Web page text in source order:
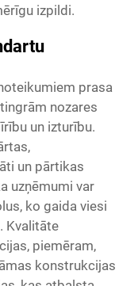
izpildi.
prasa
nozares
un izturību.
un pārtikas
uzņēmumi var
ko gaida viesi
Kvalitāte
piemēram,
konstrukcijas